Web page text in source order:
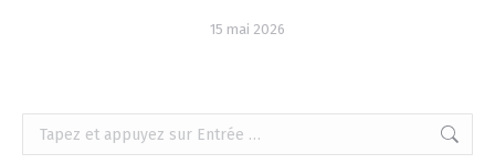
15 mai 2026
Recherche
: